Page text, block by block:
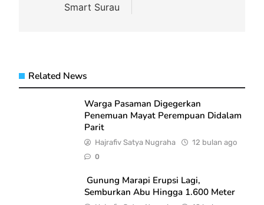
Smart Surau
Related News
Warga Pasaman Digegerkan
Penemuan Mayat Perempuan Didalam
Parit
Hajrafiv Satya Nugraha 12 bulan ago
0
Gunung Marapi Erupsi Lagi,
Semburkan Abu Hingga 1.600 Meter